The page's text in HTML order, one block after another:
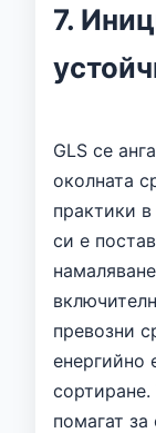
7.
GLS се
околната
практики
си е
превозни
енергийно
помагат за